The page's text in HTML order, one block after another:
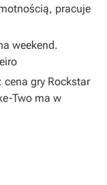
pracuje
weekend.
gry Rockstar
Two ma w